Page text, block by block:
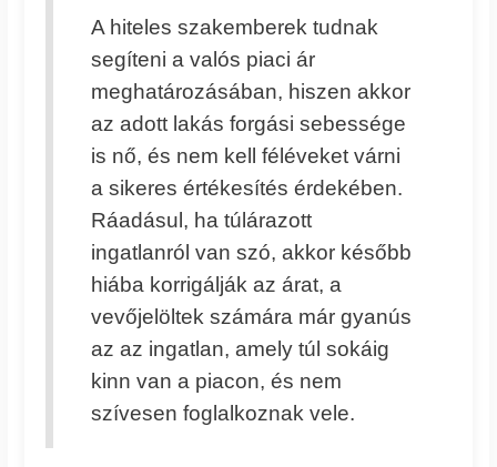
A hiteles szakemberek tudnak
segíteni a valós piaci ár
meghatározásában, hiszen akkor
az adott lakás forgási sebessége
is nő, és nem kell féléveket várni
a sikeres értékesítés érdekében.
Ráadásul, ha túlárazott
ingatlanról van szó, akkor később
hiába korrigálják az árat, a
vevőjelöltek számára már gyanús
az az ingatlan, amely túl sokáig
kinn van a piacon, és nem
szívesen foglalkoznak vele.